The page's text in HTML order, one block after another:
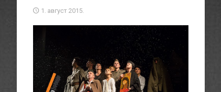
1. август 2015.